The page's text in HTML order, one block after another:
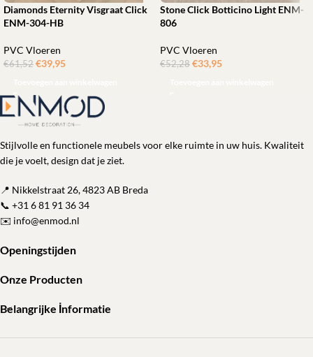
Diamonds Eternity Visgraat Click
ENM-304-HB
PVC Vloeren
€61,52 €39,95
Stone Click Botticino Light ENM-
806
PVC Vloeren
€52,28 €33,95
Stijlvolle en functionele meubels voor elke ruimte in uw huis. Kwaliteit
die je voelt, design dat je ziet.
📍 Nikkelstraat 26, 4823 AB Breda
📞 +31 6 81 91 36 34
✉️ info@enmod.nl
Openingstijden
Onze Producten
Belangrijke İnformatie